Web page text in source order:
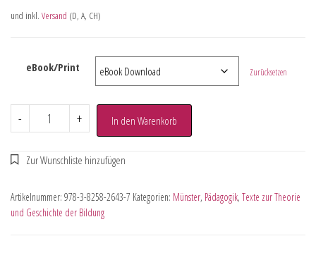
und inkl. Versand (D, A, CH)
eBook/Print Zurücksetzen
- + In den Warenkorb
Artikelnummer: 978-3-8258-2643-7 Kategorien: Münster, Pädagogik, Texte zur Theorie
und Geschichte der Bildung